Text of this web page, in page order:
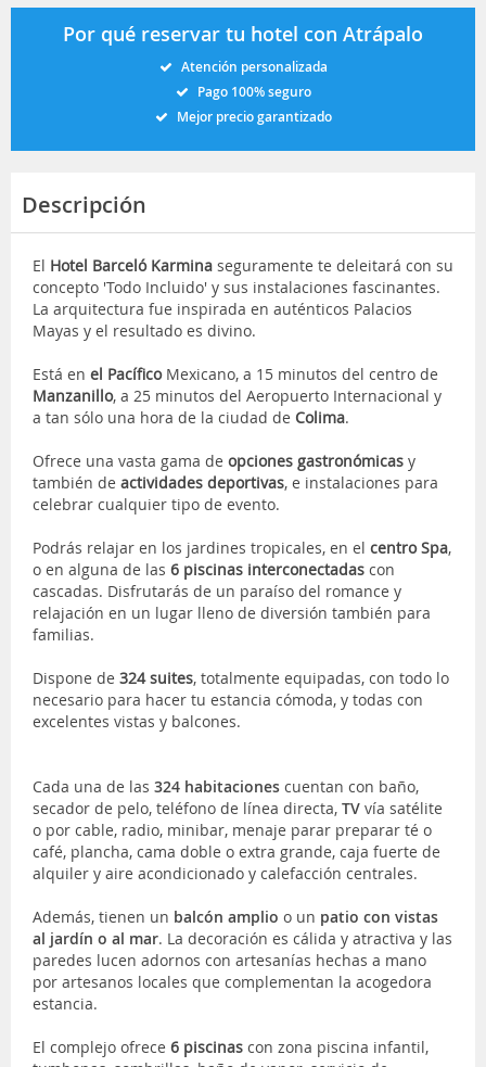
Por qué reservar tu hotel con Atrápalo
Atención personalizada
Pago 100% seguro
Mejor precio garantizado
Descripción
El Hotel Barceló Karmina seguramente te deleitará con su
concepto 'Todo Incluido' y sus instalaciones fascinantes.
La arquitectura fue inspirada en auténticos Palacios
Mayas y el resultado es divino.
Está en el PacíficoMexicano, a 15 minutos del centro de
Manzanillo, a 25 minutos del Aeropuerto Internacional y
a tan sólo una hora de la ciudad de Colima.
Ofrece una vasta gama de opciones gastronómicas y
también de actividades deportivas, e instalaciones para
celebrar cualquier tipo de evento.
Podrás relajar en los jardines tropicales, en el centro Spa,
o en alguna de las 6 piscinas interconectadas con
cascadas. Disfrutarás de un paraíso del romance y
relajación en un lugar lleno de diversión también para
familias.
Dispone de 324 suites, totalmente equipadas, con todo lo
necesario para hacer tu estancia cómoda, y todas con
excelentes vistas y balcones.
Cada una de las 324 habitaciones cuentan con baño,
secador de pelo, teléfono de línea directa, TV vía satélite
o por cable, radio, minibar, menaje parar preparar té o
café, plancha, cama doble o extra grande, caja fuerte de
alquiler y aire acondicionado y calefacción centrales.
Además, tienen un balcón amplio o un patio con vistas
al jardín o al mar. La decoración es cálida y atractiva y las
paredes lucen adornos con artesanías hechas a mano
por artesanos locales que complementan la acogedora
estancia.
El complejo ofrece 6 piscinas con zona piscina infantil,